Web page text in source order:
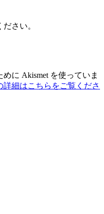
さい。
に Akismet を使っていま
細はこちらをご覧くださ